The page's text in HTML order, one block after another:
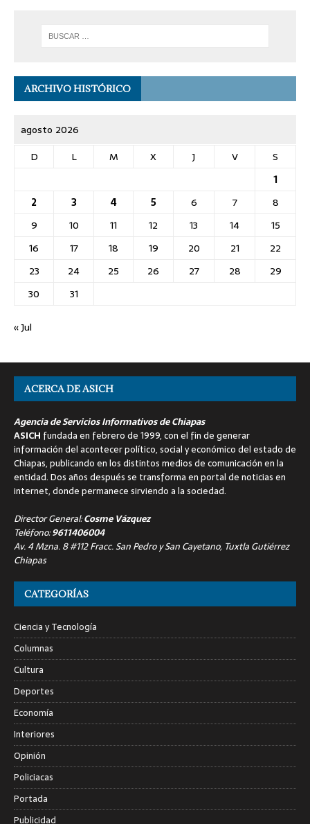
ARCHIVO HISTÓRICO
agosto 2026
D
L M X J V
S
1
2
3 4 5 6 7
8
9
10 11 12 13 14
15
16
17 18 19 20 21
22
23
24 25 26 27 28
29
30
31
« Jul
ACERCA DE ASICH
Agencia de Servicios Informativos de Chiapas
ASICH fundada en febrero de 1999, con el fin de generar
información del acontecer político, social y económico del estado de
Chiapas, publicando en los distintos medios de comunicación en la
entidad. Dos años después se transforma en portal de noticias en
internet, donde permanece sirviendo a la sociedad.
Director General:Cosme Vázquez
Teléfono:9611406004
Av. 4 Mzna. 8 #112 Fracc. San Pedro y San Cayetano, Tuxtla Gutiérrez
Chiapas
CATEGORÍAS
Ciencia y Tecnología
Columnas
Cultura
Deportes
Economía
Interiores
Opinión
Policiacas
Portada
Publicidad